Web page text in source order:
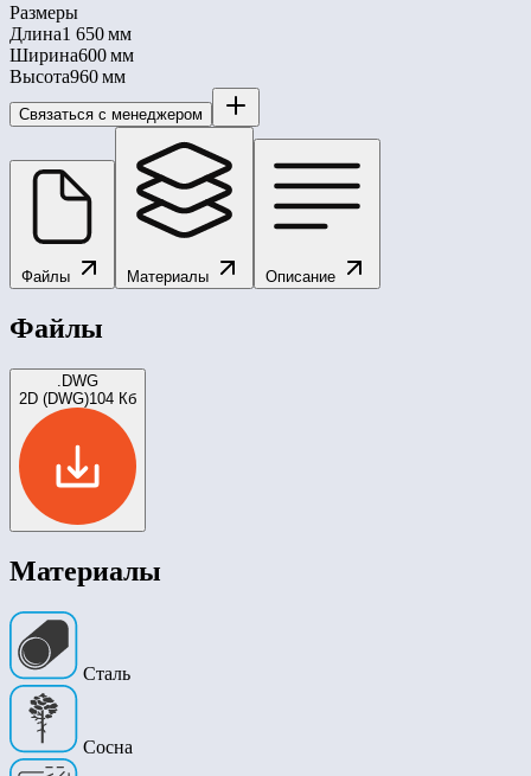
Размеры
Длина1 650 мм
Ширина600 мм
Высота960 мм
Связаться с менеджером
Файлы Материалы Описание
Файлы
.DWG
2D (DWG)104 Кб
Материалы
Сталь
Сосна